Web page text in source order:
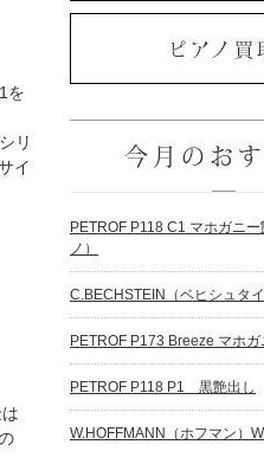
を
リ
イ
ピアノ買
今月のお
PETROF P118 C1 マホガニ
ノ）
C.BECHSTEIN（ベヒシュタ
PETROF P173 Breeze マホガ
PETROF P118 P1 黒艶出し
W.HOFFMANN（ホフマン）